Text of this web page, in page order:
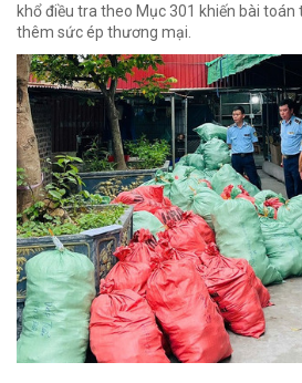
khổ điều tra theo Mục 301 khiến bài
thêm sức ép thương mại.